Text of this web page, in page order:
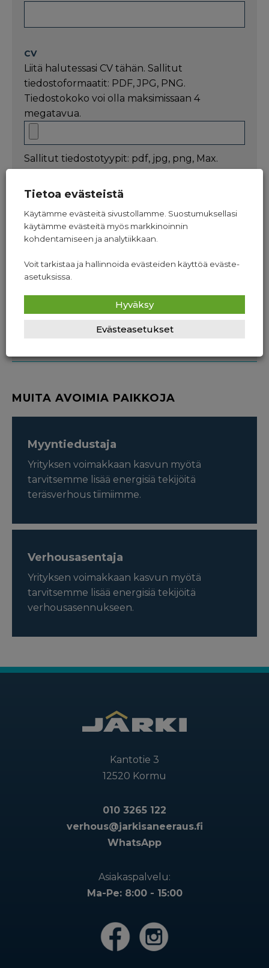
CV
Liitä halutessasi CV tähän. Sallitut
tiedostoformaatit: PDF, JPG, PNG.
Tiedostokoko voi olla maksimissaan 4
megatavua.
Sallitut tiedostotyypit: pdf, jpg, png, Max.
Lähetä hakemus
MUITA AVOIMIA PAIKKOJA
Myyntiedustaja
Yrityksen voimakkaan kasvun myötä
tarvitsemme lisää energisiä tekijöitä
teräsverhous tiimiimme.
Verhousasentaja
Yrityksen voimakkaan kasvun myötä
tarvitsemme lisää energisiä tekijöitä
verhousasennukseen.
Kantotie 3
12520 Kormu
010 3265 122
verhous@jarkisaneeraus.fi
WhatsApp
Asiakaspalvelu:
Ma-Pe: 8:00 - 15:00
Tietoa evästeistä
Käytämme evästeitä sivustollamme. Suostumuksellasi
käytämme evästeitä myös markkinoinnin
kohdentamiseen ja analytiikkaan.
Voit tarkistaa ja hallinnoida evästeiden käyttöä eväste-
asetuksissa.
Evästeasetukset
Hyväksy